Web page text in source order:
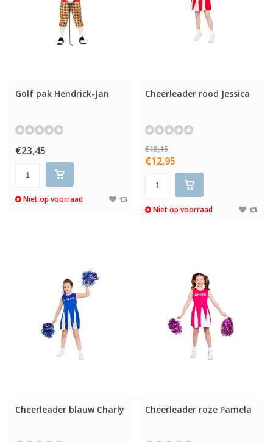
Golf pak Hendrick-Jan
€23,45
Niet op voorraad
Cheerleader rood Jessica
€18,15
€12,95
Niet op voorraad
Cheerleader blauw Charly Cheerleader roze Pamela